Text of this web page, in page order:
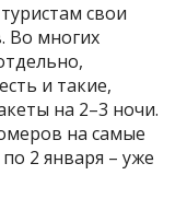
свои
Во многих
и такие,
на 2–3 ночи.
на самые
2 января – уже